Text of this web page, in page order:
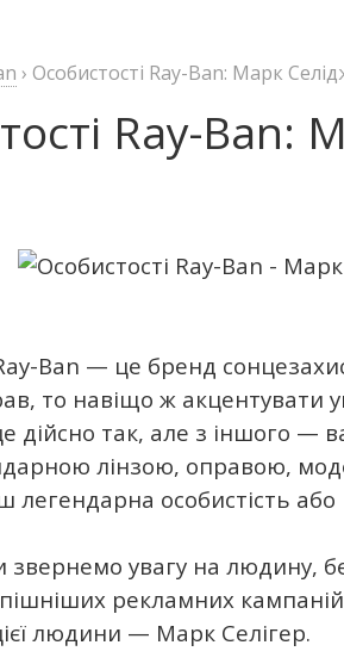
› Особистості Ray-Ban: Марк
Ray-Ban:
Ban — це бренд
то навіщо ж акцентувати
дійсно так, але з іншого —
лінзою, оправою,
легендарна особистість або
звернемо увагу на людину,
рекламних
людини — Марк Селігер.